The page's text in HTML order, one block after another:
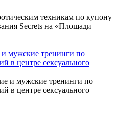
мужские тренинги по
в центре сексуального